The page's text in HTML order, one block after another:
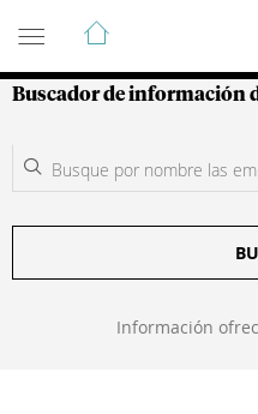
Guía de
Buscador de información
Información